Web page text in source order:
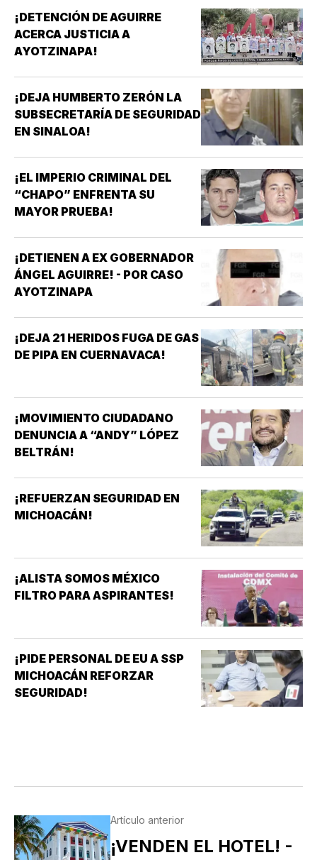
¡DETENCIÓN DE AGUIRRE
ACERCA JUSTICIA A
AYOTZINAPA!
¡DEJA HUMBERTO ZERÓN LA
SUBSECRETARÍA DE SEGURIDAD
EN SINALOA!
¡EL IMPERIO CRIMINAL DEL
“CHAPO” ENFRENTA SU
MAYOR PRUEBA!
¡DETIENEN A EX GOBERNADOR
ÁNGEL AGUIRRE! - POR CASO
AYOTZINAPA
¡DEJA 21 HERIDOS FUGA DE GAS
DE PIPA EN CUERNAVACA!
¡MOVIMIENTO CIUDADANO
DENUNCIA A “ANDY” LÓPEZ
BELTRÁN!
¡REFUERZAN SEGURIDAD EN
MICHOACÁN!
¡ALISTA SOMOS MÉXICO
FILTRO PARA ASPIRANTES!
¡PIDE PERSONAL DE EU A SSP
MICHOACÁN REFORZAR
SEGURIDAD!
Artículo anterior
¡VENDEN EL HOTEL! -